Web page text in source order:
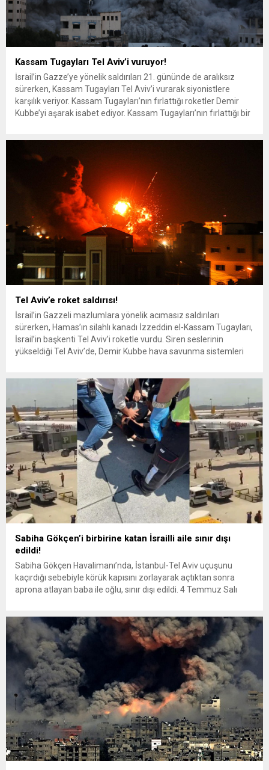
Kassam Tugayları Tel Aviv’i vuruyor!
İsrail’in Gazze’ye yönelik saldırıları 21. gününde de aralıksız
sürerken, Kassam Tugayları Tel Aviv’i vurarak siyonistlere
karşılık veriyor. Kassam Tugayları’nın fırlattığı roketler Demir
Kubbe’yi aşarak isabet ediyor. Kassam Tugayları’nın fırlattığı bir
Tel Aviv’e roket saldırısı!
İsrail’in Gazzeli mazlumlara yönelik acımasız saldırıları
sürerken, Hamas’ın silahlı kanadı İzzeddin el-Kassam Tugayları,
İsrail’in başkenti Tel Aviv’i roketle vurdu. Siren seslerinin
yükseldiği Tel Aviv’de, Demir Kubbe hava savunma sistemleri
saldırının sivillere yönelik katliamlara tepki olarak düzenlendiği...
Sabiha Gökçen’i birbirine katan İsrailli aile sınır dışı
edildi!
Sabiha Gökçen Havalimanı’nda, İstanbul-Tel Aviv uçuşunu
kaçırdığı sebebiyle körük kapısını zorlayarak açtıktan sonra
aprona atlayan baba ile oğlu, sınır dışı edildi. 4 Temmuz Salı
yolcu alımını sona erdirmesinin ardından uçağa biniş işlemlerini
kaçıran 5 kişilik...